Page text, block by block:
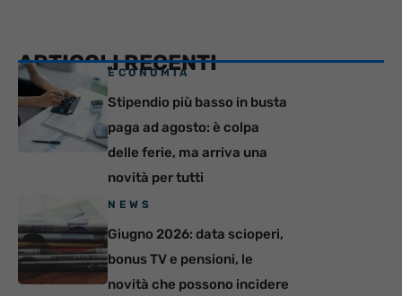
ARTICOLI RECENTI
ECONOMIA
Stipendio più basso in busta
paga ad agosto: è colpa
delle ferie, ma arriva una
novità per tutti
NEWS
Giugno 2026: data scioperi,
bonus TV e pensioni, le
novità che possono incidere